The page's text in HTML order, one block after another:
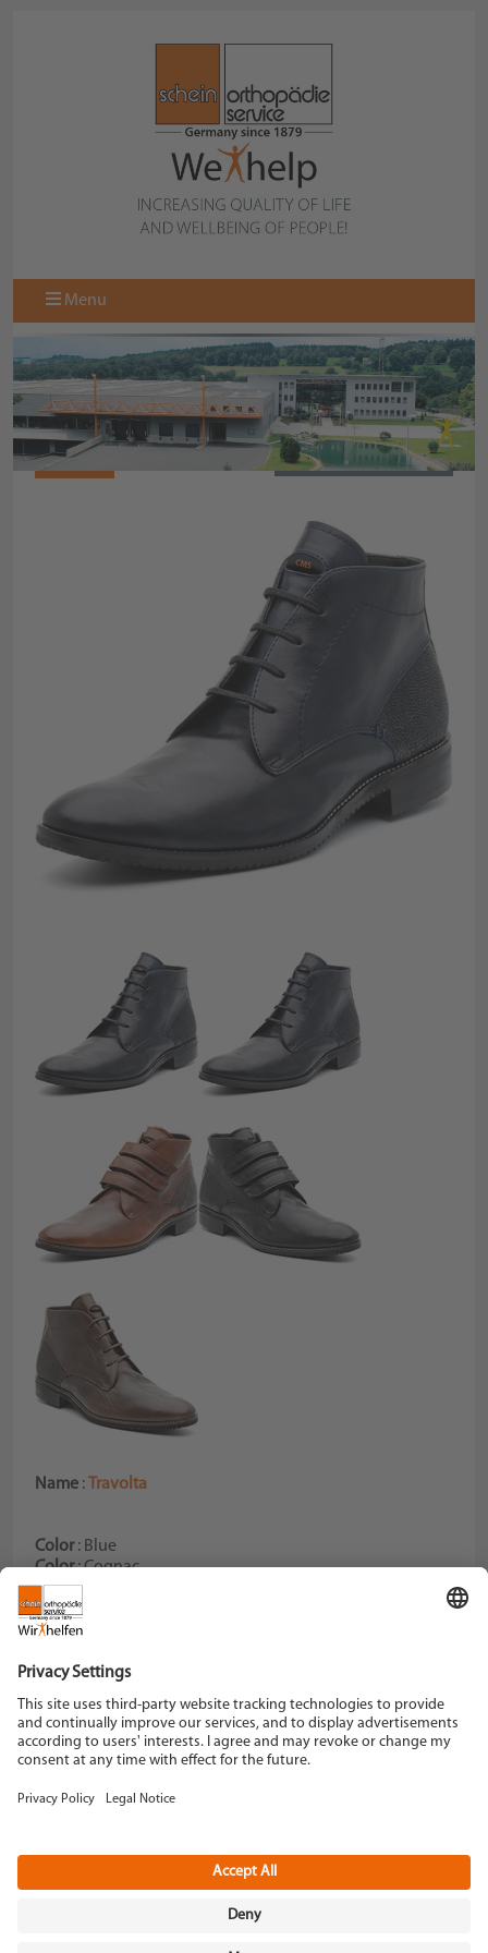
Menu
BACK TO COLLECTION
N10374
Name : Travolta
Color: Blue
Color: Cognac
Color: Black
Color: Brown
Hildegardstraße 5
42897 Remscheid
Tel. +49 2191 910-0
Fax +49 2191 910-100
Instagram